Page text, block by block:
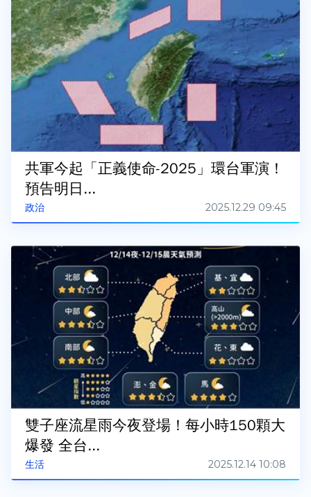
政治
共軍今起「正義使命-2025」環台軍演！
預告明日...
2025.12.29 09:45
生活
雙子座流星雨今夜登場！每小時150顆大
爆發 全台...
2025.12.14 10:08